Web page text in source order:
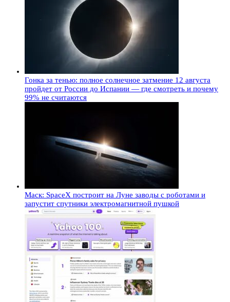
Гонка за тенью: полное солнечное затмение 12 августа
пройдет от России до Испании — где смотреть и почему
99% не считаются
Маск: SpaceX построит на Луне заводы с роботами и
запустит спутники электромагнитной пушкой